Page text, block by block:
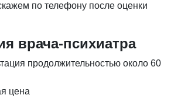
по телефону после оценки
врача-психиатра
продолжительностью около 60
цена